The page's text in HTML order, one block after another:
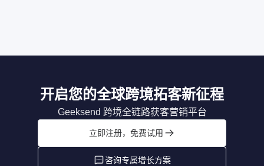
开启您的全球跨境拓客新征程
Geeksend 跨境全链路获客营销平台
立即注册，免费试用
咨询专属增长方案